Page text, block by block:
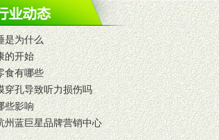
品手册、妈妈手册、VI手册、专柜、POP终端
支持
，为代理商、经销商提供活动策划，物料支持
、杂志、直销目录等全国性投放，扩大产品体宣
、杂志、直销目录等全国性投放，扩大产品宣传
后服务支持
应区域内的独家垄断性经营权益。
支持，根据经销商销售情况派人员驻地指导。
是为什么
的开始
食有哪些
穿孔导致听力损伤吗
些影响
州蓝巨星品牌营销中心